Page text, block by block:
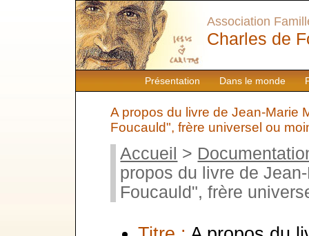
Présentation Dans le monde
Association
Charles de
A propos du livre de Jean-Marie
Foucauld", frère universel ou
Accueil >
propos du livre de
Foucauld", frère